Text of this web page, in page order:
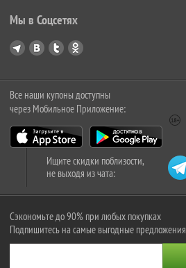
Мы в Соцсетях
Все наши купоны доступны
через Мобильное Приложение:
Ищите скидки поблизости,
не выходя из чата:
Сэкономьте до 90% при любых покупках
Подпишитесь на самые выгодные предложения